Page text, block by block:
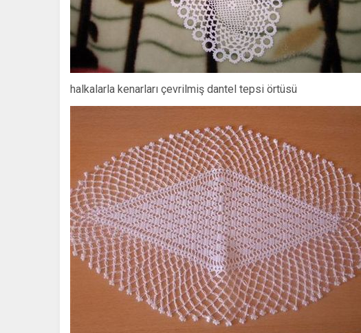
halkalarla kenarları çevrilmiş dantel tepsi örtüsü